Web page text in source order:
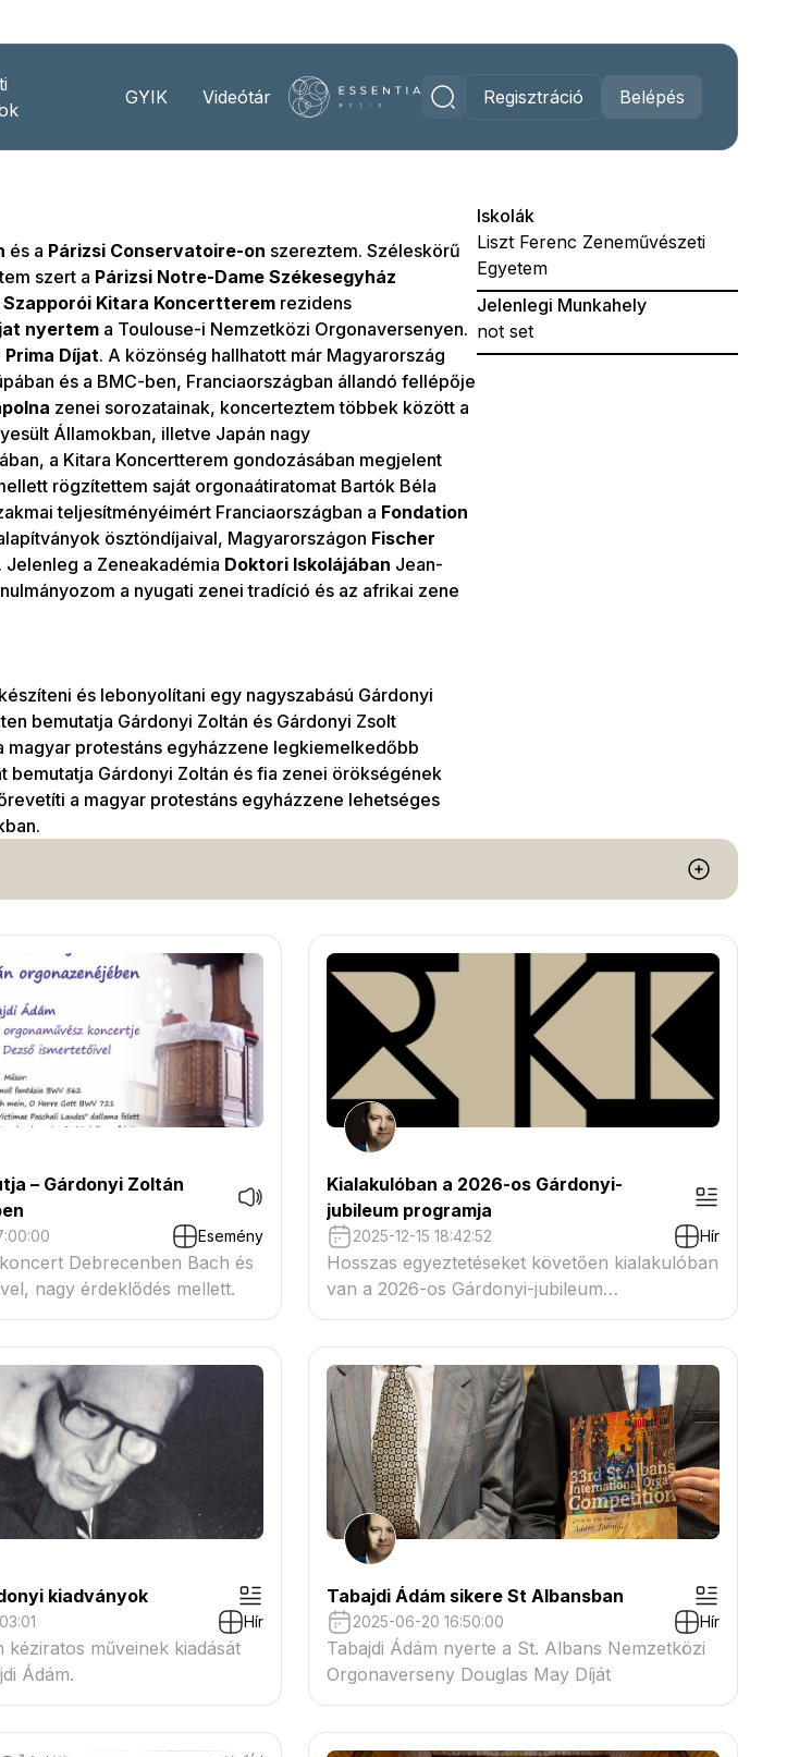
GYIK Videótár Regisztráció Belépés
és a Párizsi Conservatoire-on szereztem. Széleskörű
szert a Párizsi Notre-Dame Székesegyház
Szapporói Kitara Koncertterem rezidens
nyertem a Toulouse-i Nemzetközi Orgonaversenyen.
Díjat. A közönség hallhatott már Magyarország
és a BMC-ben, Franciaországban állandó fellépője
zenei sorozatainak, koncerteztem többek között a
Államokban, illetve Japán nagy
a Kitara Koncertterem gondozásában megjelent
rögzítettem saját orgonaátiratomat Bartók Béla
teljesítményéimért Franciaországban a Fondation
ösztöndíjaival, Magyarországon Fischer
a Zeneakadémia Doktori Iskolájában Jean-
a nyugati zenei tradíció és az afrikai zene
és lebonyolítani egy nagyszabású Gárdonyi
bemutatja Gárdonyi Zoltán és Gárdonyi Zsolt
protestáns egyházzene legkiemelkedőbb
bemutatja Gárdonyi Zoltán és fia zenei örökségének
a magyar protestáns egyházzene lehetséges
Iskolák
Liszt Ferenc Zeneművészeti
Egyetem
Jelenlegi Munkahely
not set
– Gárdonyi Zoltán
Esemény
Debrecenben Bach és
nagy érdeklődés mellett.
Kialakulóban a 2026-os Gárdonyi-
jubileum programja
2025-12-15 18:42:52 Hír
Hosszas egyeztetéseket követően kialakulóban
van a 2026-os Gárdonyi-jubileum
programterve.
kiadványok
Hír
kéziratos műveinek kiadását
Ádám.
Tabajdi Ádám sikere St Albansban
2025-06-20 16:50:00 Hír
Tabajdi Ádám nyerte a St. Albans Nemzetközi
Orgonaverseny Douglas May Díját